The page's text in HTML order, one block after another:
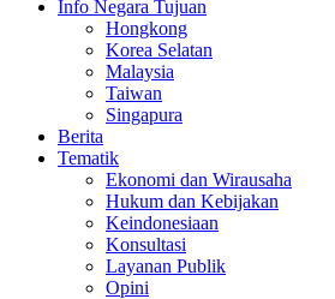
Info Negara Tujuan
Hongkong
Korea Selatan
Malaysia
Taiwan
Singapura
Berita
Tematik
Ekonomi dan Wirausaha
Hukum dan Kebijakan
Keindonesiaan
Konsultasi
Layanan Publik
Opini